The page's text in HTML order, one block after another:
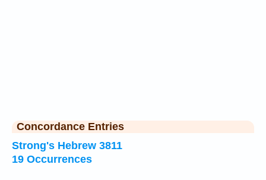
Concordance Entries
Strong's Hebrew 3811
19 Occurrences